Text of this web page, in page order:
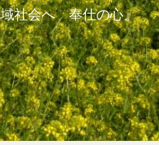
社会へ 奉仕の心』